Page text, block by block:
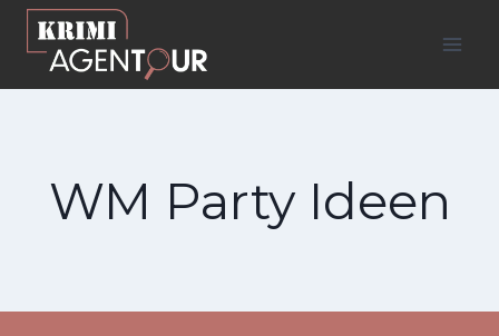
Zum
Inhalt
springen
WM Party Ideen